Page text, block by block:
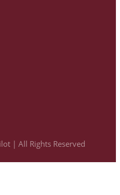
| All Rights Reserved